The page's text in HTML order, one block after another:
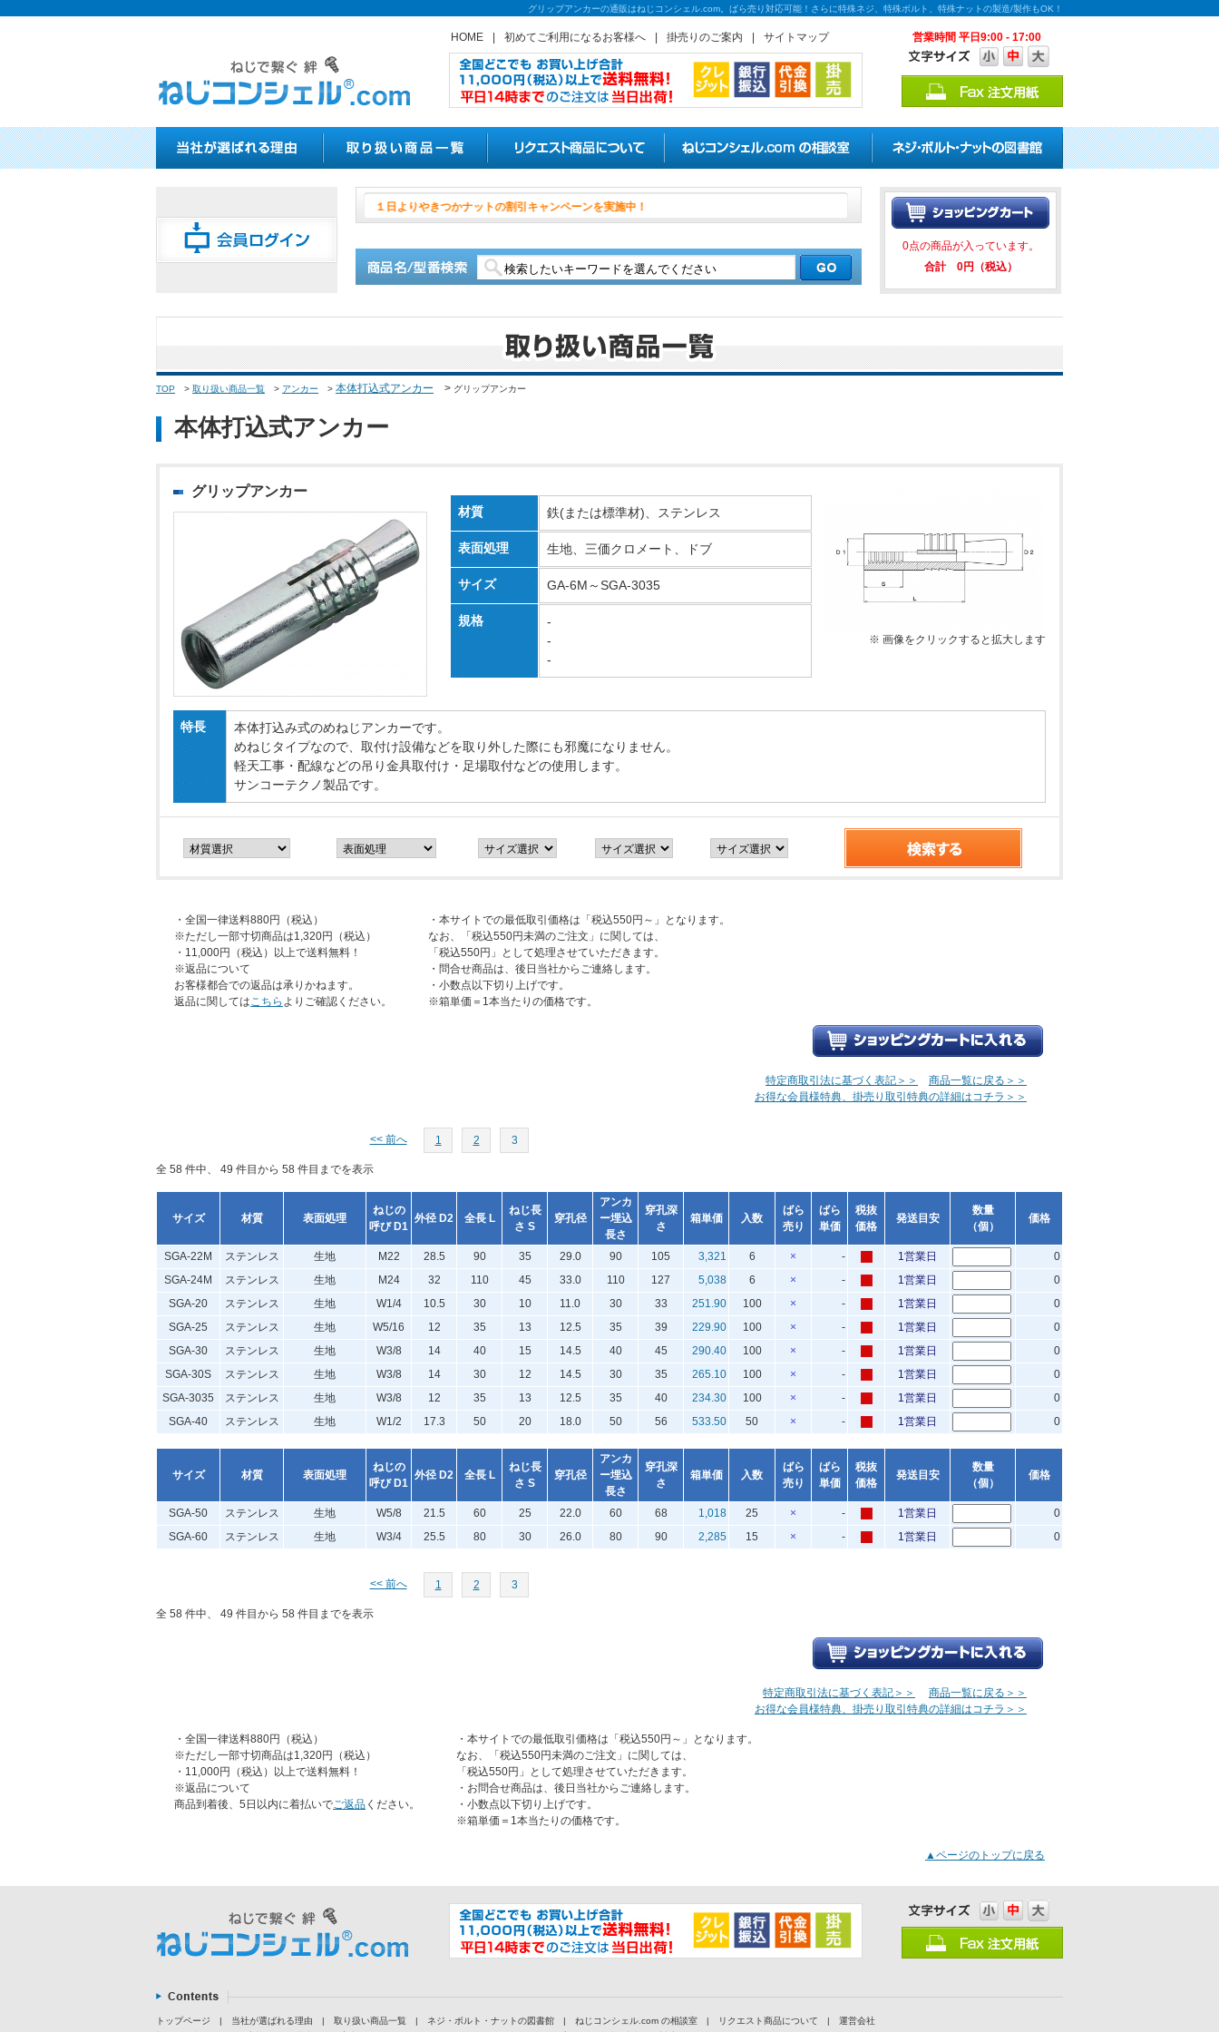
グリップアンカーの通販はねじコンシェル.com。ばら売り対応可能！さらに特殊ネジ、特殊ボルト、特殊ナットの製造/製作もOK！
HOME 初めてご利用になるお客様へ 掛売りのご案内 サイトマップ 営業時間 平日9:00 - 17:00
８月１日よりやきつかナットの割引キャンペーンを実施中！ ★★ ねじ
0点の商品が入っています。
合計 0円（税込）
TOP > 取り扱い商品一覧 > アンカー > 本体打込式アンカー > グリップアンカー
本体打込式アンカー
グリップアンカー
材質 鉄(または標準材)、ステンレス
表面処理 生地、三価クロメート、ドブ
サイズ GA-6M～SGA-3035
規格
-
-
-
※ 画像をクリックすると拡大します
特長
本体打込み式のめねじアンカーです。
めねじタイプなので、取付け設備などを取り外した際にも邪魔になりません。
軽天工事・配線などの吊り金具取付け・足場取付などの使用します。
サンコーテクノ製品です。
・全国一律送料880円（税込）
※ただし一部寸切商品は1,320円（税込）
・11,000円（税込）以上で送料無料！
※返品について
お客様都合での返品は承りかねます。
返品に関してはこちら よりご確認ください。
・本サイトでの最低取引価格は「税込550円～」となります。
なお、「税込550円未満のご注文」に関しては、
「税込550円」として処理させていただきます。
・問合せ商品は、後日当社からご連絡します。
・小数点以下切り上げです。
※箱単価＝1本当たりの価格です。
特定商取引法に基づく表記＞＞
商品一覧に戻る＞＞
お得な会員様特典、掛売り取引特典の詳細はコチラ＞＞
<< 前へ 1 2 3
全 58 件中、 49 件目から 58 件目までを表示
サイズ 材質 表面処理
ねじの
呼び D1
外径 D2 全長 L
ねじ長
さ S
穿孔径
アンカ
ー埋込
長さ
穿孔深
さ
箱単価 入数
ばら
売り
ばら
単価
税抜
価格
発送目安
数量
（個）
価格
SGA-22M ステンレス 生地 M22 28.5 90 35 29.0 90 105 3,321 6 × - 1営業日
0
SGA-24M
ステンレス 生地 M24 32 110 45 33.0 110 127 5,038 6 × - 1営業日
0
SGA-20
ステンレス 生地 W1/4 10.5 30 10 11.0 30 33 251.90 100 × - 1営業日
0
SGA-25
ステンレス 生地 W5/16 12 35 13 12.5 35 39 229.90 100 × - 1営業日
0
SGA-30
ステンレス 生地 W3/8 14 40 15 14.5 40 45 290.40 100 × - 1営業日
0
SGA-30S
ステンレス 生地 W3/8 14 30 12 14.5 30 35 265.10 100 × - 1営業日
0
SGA-3035
ステンレス 生地 W3/8 12 35 13 12.5 35 40 234.30 100 × - 1営業日
0
SGA-40
ステンレス 生地 W1/2 17.3 50 20 18.0 50 56 533.50 50 × - 1営業日 0
サイズ 材質 表面処理
ねじの
呼び D1
外径 D2 全長 L
ねじ長
さ S
穿孔径
アンカ
ー埋込
長さ
穿孔深
さ
箱単価 入数
ばら
売り
ばら
単価
税抜
価格
発送目安
数量
（個）
価格
SGA-50 ステンレス 生地 W5/8 21.5 60 25 22.0 60 68 1,018 25 × - 1営業日
0
SGA-60
ステンレス 生地 W3/4 25.5 80 30 26.0 80 90 2,285 15 × - 1営業日 0
<< 前へ 1 2 3
全 58 件中、 49 件目から 58 件目までを表示
特定商取引法に基づく表記＞＞
商品一覧に戻る＞＞
お得な会員様特典、掛売り取引特典の詳細はコチラ＞＞
・全国一律送料880円（税込）
※ただし一部寸切商品は1,320円（税込）
・11,000円（税込）以上で送料無料！
※返品について
商品到着後、5日以内に着払いでご返品 ください。
・本サイトでの最低取引価格は「税込550円～」となります。
なお、「税込550円未満のご注文」に関しては、
「税込550円」として処理させていただきます。
・お問合せ商品は、後日当社からご連絡します。
・小数点以下切り上げです。
※箱単価＝1本当たりの価格です。
▲ページのトップに戻る
トップページ | 当社が選ばれる理由 | 取り扱い商品一覧 | ネジ・ボルト・ナットの図書館 | ねじコンシェル.com の相談室 | リクエスト商品について |
運営会社